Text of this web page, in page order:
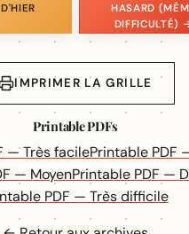
HASARD
DIFFICULTÉ)
IMPRIMER LA GRILLE
Printable PDFs
— Très facilePrintable PDF
— MoyenPrintable PDF —
PDF — Très difficile